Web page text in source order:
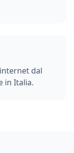
dal
in Italia.